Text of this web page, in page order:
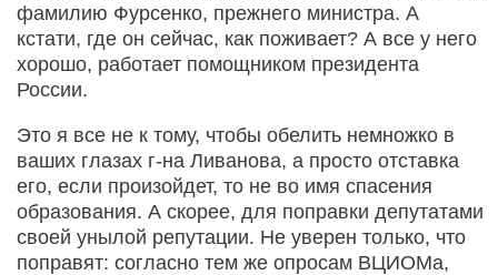
фамилию Фурсенко, прежнего министра. А
кстати, где он сейчас, как поживает? А все у него
хорошо, работает помощником президента
России.
Это я все не к тому, чтобы обелить немножко в
ваших глазах г-на Ливанова, а просто отставка
его, если произойдет, то не во имя спасения
образования. А скорее, для поправки депутатами
своей унылой репутации. Не уверен только, что
поправят: согласно тем же опросам ВЦИОМа,